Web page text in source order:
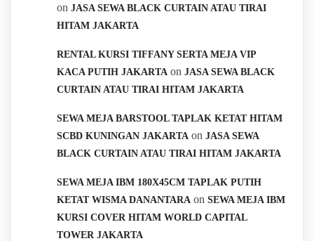
on JASA SEWA BLACK CURTAIN ATAU TIRAI
HITAM JAKARTA
RENTAL KURSI TIFFANY SERTA MEJA VIP
KACA PUTIH JAKARTA on JASA SEWA BLACK
CURTAIN ATAU TIRAI HITAM JAKARTA
SEWA MEJA BARSTOOL TAPLAK KETAT HITAM
SCBD KUNINGAN JAKARTA on JASA SEWA
BLACK CURTAIN ATAU TIRAI HITAM JAKARTA
SEWA MEJA IBM 180X45CM TAPLAK PUTIH
KETAT WISMA DANANTARA on SEWA MEJA IBM
KURSI COVER HITAM WORLD CAPITAL
TOWER JAKARTA